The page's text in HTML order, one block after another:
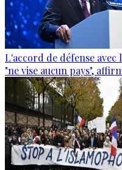
L'accord de défense avec
"ne vise aucun pays",